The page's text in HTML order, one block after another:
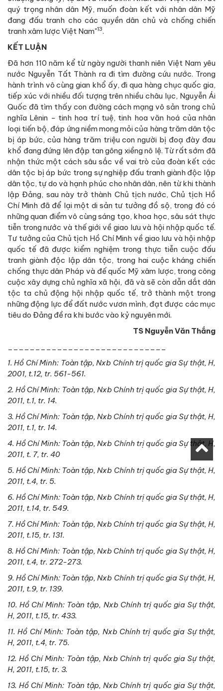
quý trọng nhân dân Mỹ, muốn đoàn kết với nhân dân Mỹ
đang đấu tranh cho các quyền dân chủ và chống chiến
tranh xâm lược Việt Nam"13.
KẾT LUẬN
Đã hơn 110 năm kể từ ngày người thanh niên Việt Nam yêu
nước Nguyễn Tất Thành ra đi tìm đường cứu nước. Trong
hành trình vô cùng gian khổ ấy, đi qua hàng chục quốc gia,
tiếp xúc với nhiều đối tượng trên nhiều châu lục, Nguyễn Ái
Quốc đã tìm thấy con đường cách mạng vô sản trong chủ
nghĩa Lênin - tinh hoa trí tuệ, tinh hoa văn hoá của nhân
loại tiến bộ, đáp ứng niềm mong mỏi của hàng trăm dân tộc
bị áp bức, của hàng trăm triệu con người bị đoạ đày đau
khổ đang đứng lên đập tan gông xiềng nô lệ. Từ rất sớm đã
nhận thức một cách sâu sắc về vai trò của đoàn kết các
dân tộc bị áp bức trong sự nghiệp đấu tranh giành độc lập
dân tộc, tự do và hạnh phúc cho nhân dân, nên từ khi thành
lập Đảng, sau này trở thành Chủ tịch nước, Chủ tịch Hồ
Chí Minh đã để lại một di sản tư tưởng đồ sộ, trong đó có
những quan điểm vô cùng sáng tạo, khoa học, sâu sát thực
tiễn trong nước và thế giới về giao lưu và hội nhập quốc tế.
Tư tưởng của Chủ tịch Hồ Chí Minh về giao lưu và hội nhập
quốc tế đã được kiểm nghiệm trong thực tiễn cuộc đấu
tranh giành độc lập dân tộc, trong hai cuộc kháng chiến
chống thực dân Pháp và đế quốc Mỹ xâm lược, trong công
cuộc xây dựng chủ nghĩa xã hội, đã và sẽ còn dẫn dắt dân
tộc ta chủ động hội nhập quốc tế, trở thành một trong
những động lực để đất nước vươn mình, đạt được các mục
tiêu do Đảng đề ra khi bước vào kỷ nguyên mới.
TS Nguyễn Văn Thắng
1. Hồ Chí Minh: Toàn tập, Nxb Chính trị quốc gia Sự thật, H,
2001, t.12, tr. 561-561.
2. Hồ Chí Minh: Toàn tập, Nxb Chính trị quốc gia Sự thật, H,
2011, t.1, tr. 14.
3. Hồ Chí Minh: Toàn tập, Nxb Chính trị quốc gia Sự thật, H,
2011, t.1, tr. 14.
4. Hồ Chí Minh: Toàn tập, Nxb Chính trị quốc gia Sự thật, H,
2011, t. 7, tr. 40
5. Hồ Chí Minh: Toàn tập, Nxb Chính trị quốc gia Sự thật, H,
2011, t.4, tr. 5.
6. Hồ Chí Minh: Toàn tập, Nxb Chính trị quốc gia Sự thật, H,
2011, t.14, tr. 549.
7. Hồ Chí Minh: Toàn tập, Nxb Chính trị quốc gia Sự thật, H,
2011, t.15, tr. 131.
8. Hồ Chí Minh: Toàn tập, Nxb Chính trị quốc gia Sự thật, H,
2011, t.4, tr. 272-273.
9. Hồ Chí Minh: Toàn tập, Nxb Chính trị quốc gia Sự thật, H,
2011, t.9, tr. 139.
10. Hồ Chí Minh: Toàn tập, Nxb Chính trị quốc gia Sự thật,
H, 2011, t.15, tr. 433.
11. Hồ Chí Minh: Toàn tập, Nxb Chính trị quốc gia Sự thật,
H, 2011, t.4, tr. 75.
12. Hồ Chí Minh: Toàn tập, Nxb Chính trị quốc gia Sự thật,
H, 2011, t.15, tr. 3.
13. Hồ Chí Minh: Toàn tập, Nxb Chính trị quốc gia Sự thật,